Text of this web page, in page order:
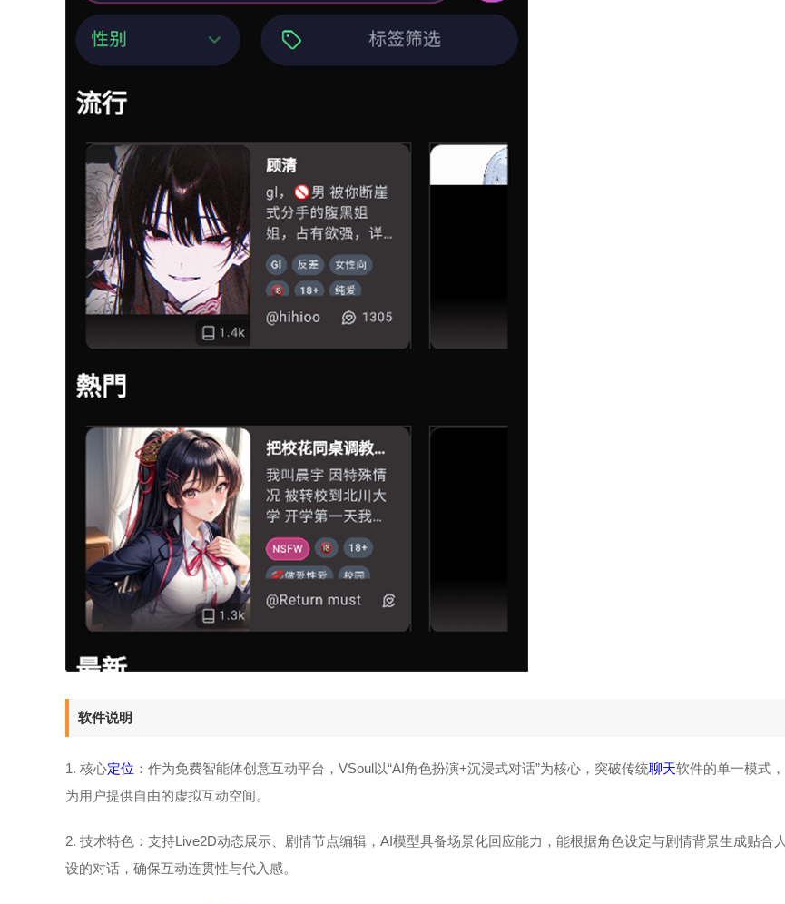
软件说明
1. 核心定位 ：作为免费智能体创意互动平台，VSoul以“AI角色扮演+沉浸式对话”为核心，突破传统聊天软件的单一模式，
为用户提供自由的虚拟互动空间。
2. 技术特色：支持Live2D动态展示、剧情节点编辑，AI模型具备场景化回应能力，能根据角色设定与剧情背景生成贴合人
设的对话，确保互动连贯性与代入感。